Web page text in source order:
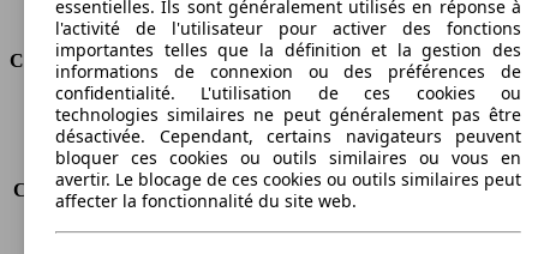
Volume du coffre
-
Consommation
Émissions de CO2*
398 g/km (komb.)
Consommation (ville)
22.5 l/100km
Consommation (route)
13.4 l/100km
Consommation (combinée)* 16.7 l/100km
essentielles. Ils sont généralement utilisés en réponse à
l'activité de l'utilisateur pour activer des fonctions
importantes telles que la définition et la gestion des
informations de connexion ou des préférences de
confidentialité. L'utilisation de ces cookies ou
technologies similaires ne peut généralement pas être
désactivée. Cependant, certains navigateurs peuvent
bloquer ces cookies ou outils similaires ou vous en
avertir. Le blocage de ces cookies ou outils similaires peut
affecter la fonctionnalité du site web.